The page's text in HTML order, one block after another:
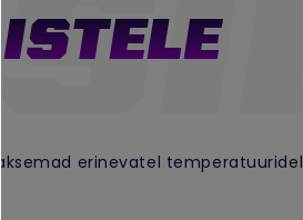
erinevatel temperatuuridel